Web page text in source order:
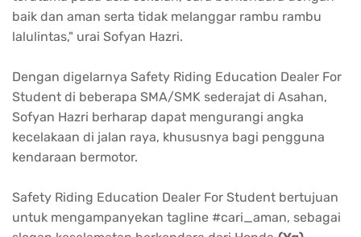
baik dan aman serta tidak melanggar rambu rambu
lalulintas," urai Sofyan Hazri.
Dengan digelarnya Safety Riding Education Dealer For
Student di beberapa SMA/SMK sederajat di Asahan,
Sofyan Hazri berharap dapat mengurangi angka
kecelakaan di jalan raya, khususnya bagi pengguna
kendaraan bermotor.
Safety Riding Education Dealer For Student bertujuan
untuk mengampanyekan tagline #cari_aman, sebagai